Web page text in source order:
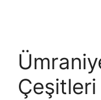
Çeşitleri